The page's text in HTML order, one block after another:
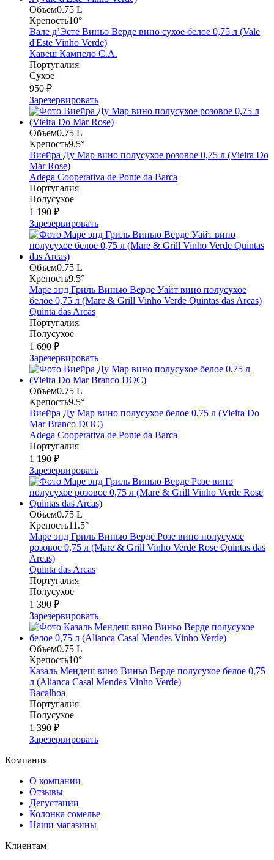
Объем0.75 L
Крепость10°
Вале д’Эсте Виньо Верде вино сухое белое 0,75 л (Vale
d'Este Vinho Verde)
Кавеш Кампело С.А.
Португалия
Сухое
950 ₽
Зарезервировать
Объем0.75 L
Крепость9.5°
Виейра Ду Мар вино полусухое розовое 0,75 л (Vieira Do
Mar Rose)
Adega Cooperativa de Ponte da Barca
Португалия
Полусухое
1 190 ₽
Зарезервировать
Объем0.75 L
Крепость9.5°
Маре энд Гриль Винью Верде Уайт вино полусухое
белое 0,75 л (Mare & Grill Vinho Verde Quintas das Arcas)
Quinta das Arcas
Португалия
Полусухое
1 690 ₽
Зарезервировать
Объем0.75 L
Крепость9.5°
Виейра Ду Мар вино полусухое белое 0,75 л (Vieira Do
Mar Branco DOC)
Adega Cooperativa de Ponte da Barca
Португалия
1 190 ₽
Зарезервировать
Объем0.75 L
Крепость11.5°
Маре энд Гриль Винью Верде Розе вино полусухое
розовое 0,75 л (Mare & Grill Vinho Verde Rose Quintas das
Arcas)
Quinta das Arcas
Португалия
Полусухое
1 390 ₽
Зарезервировать
Объем0.75 L
Крепость10°
Казаль Мендеш вино Виньо Верде полусухое белое 0,75
л (Alianca Casal Mendes Vinho Verde)
Bacalhoa
Португалия
Полусухое
1 390 ₽
Зарезервировать
Компания
О компании
Отзывы
Дегустации
Колонка сомелье
Наши магазины
Клиентам